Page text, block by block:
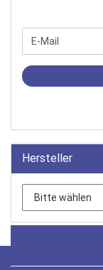
WEITER
ZUR
NEWSLETTER-
ANMELDUNG
E-
Mail
Hersteller